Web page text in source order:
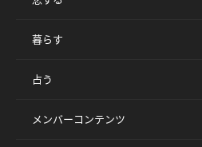
暮らす
占う
メンバーコンテンツ